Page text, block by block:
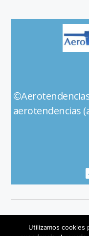
aerotendencias
Utilizamos cookies